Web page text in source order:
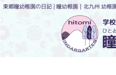
東郷瞳幼稚園の日記 | 瞳幼稚園｜北九州 幼稚